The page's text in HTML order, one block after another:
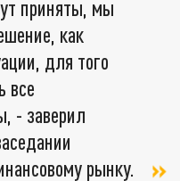
приняты, мы
как
для того
все
- заверил
рынку.